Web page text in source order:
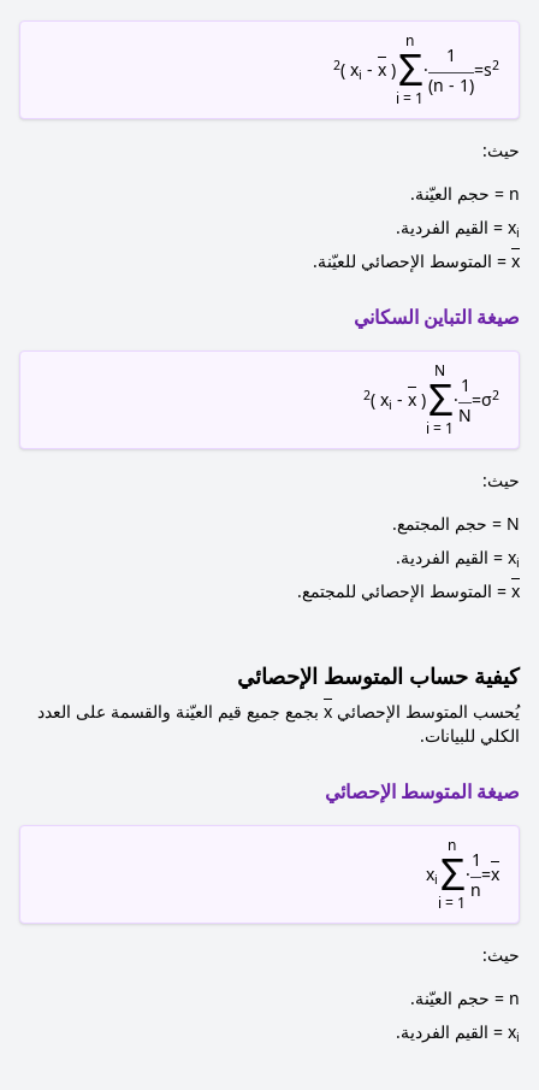
s2
=
1
(n - 1)
·
n
Σ
i = 1
( x
i - x
)
2
حيث:
n = حجم العيّنة.
xi
= القيم الفردية.
x = المتوسط الإحصائي للعيّنة.
صيغة التباين السكاني
σ2
=
1
N
·
N
Σ
i = 1
( x
i - x
)
2
حيث:
N = حجم المجتمع.
xi
= القيم الفردية.
x = المتوسط الإحصائي للمجتمع.
كيفية حساب المتوسط الإحصائي
يُحسب المتوسط الإحصائي x بجمع جميع قيم العيّنة والقسمة على العدد
الكلي للبيانات.
صيغة المتوسط الإحصائي
x
=
1
n
·
n
Σ
i = 1
xi
حيث:
n = حجم العيّنة.
xi = القيم الفردية.